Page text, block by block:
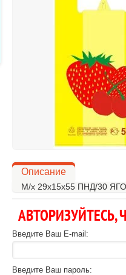
Описание
М/х 29х15х55 ПНД/30
Введите Ваш E-mail:
Введите Ваш пароль: